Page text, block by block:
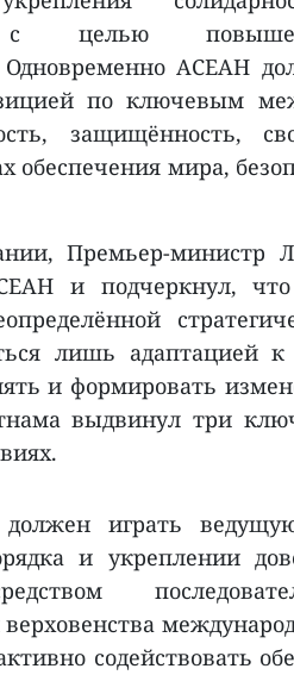
с целью
Одновременно АСЕАН
по ключевым
защищённость,
обеспечения мира,
Премьер-министр
и подчеркнул,
лишь адаптацией
и формировать
выдвинул три
играть
и укреплении
содействовать